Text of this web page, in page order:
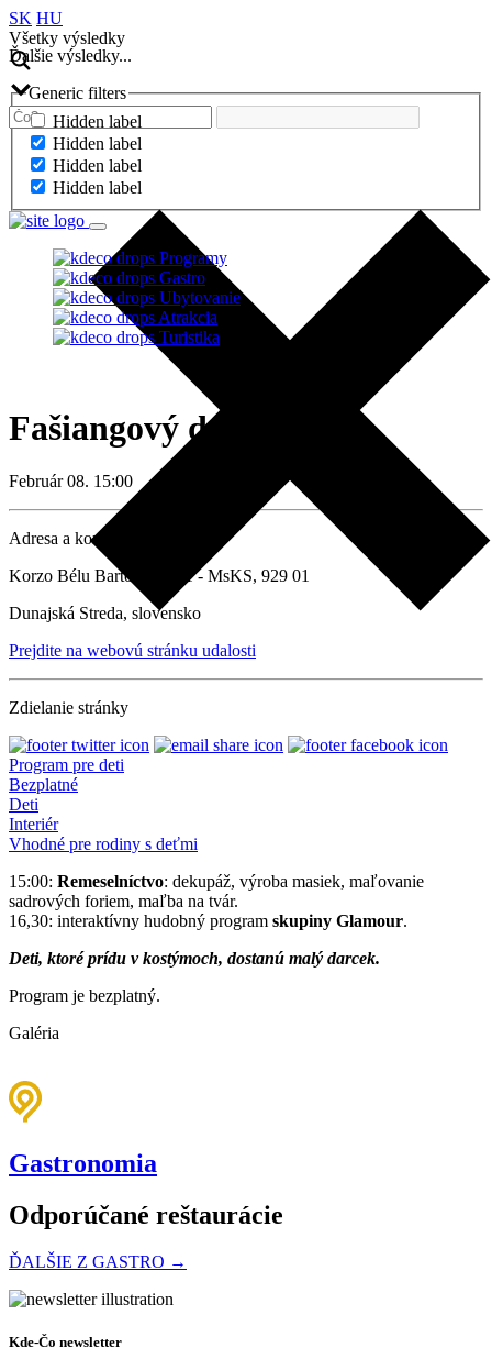
SK HU
Všetky výsledky
Ďalšie výsledky...
Generic filters
Hidden label
Hidden label
Hidden label
Hidden label
Programy
Gastro
Ubytovanie
Atrakcia
Turistika
Fašiangový dom hier
Február 08. 15:00
Adresa a kontaktné údaje
Korzo Bélu Bartóka 788/1 - MsKS, 929 01
Dunajská Streda, slovensko
Prejdite na webovú stránku udalosti
Zdielanie stránky
Program pre deti
Bezplatné
Deti
Interiér
Vhodné pre rodiny s deťmi
15:00: Remeselníctvo: dekupáž, výroba masiek, maľovanie
sadrových foriem, maľba na tvár.
16,30: interaktívny hudobný program skupiny Glamour.
Deti, ktoré prídu v kostýmoch, dostanú malý darcek.
Program je bezplatný.
Galéria
Gastronomia
Odporúčané reštaurácie
ĎALŠIE Z GASTRO →
New York Coffee & Restaurant
Kde-Čo newsletter